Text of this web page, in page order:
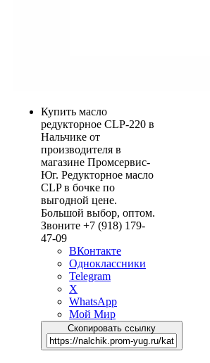
Купить масло
редукторное CLP-220 в
Нальчике от
производителя в
магазине Промсервис-
Юг. Редукторное масло
CLP в бочке по
выгодной цене.
Большой выбор, оптом.
Звоните +7 (918) 179-
47-09
ВКонтакте
Одноклассники
Telegram
X
WhatsApp
Мой Мир
Скопировать ссылку